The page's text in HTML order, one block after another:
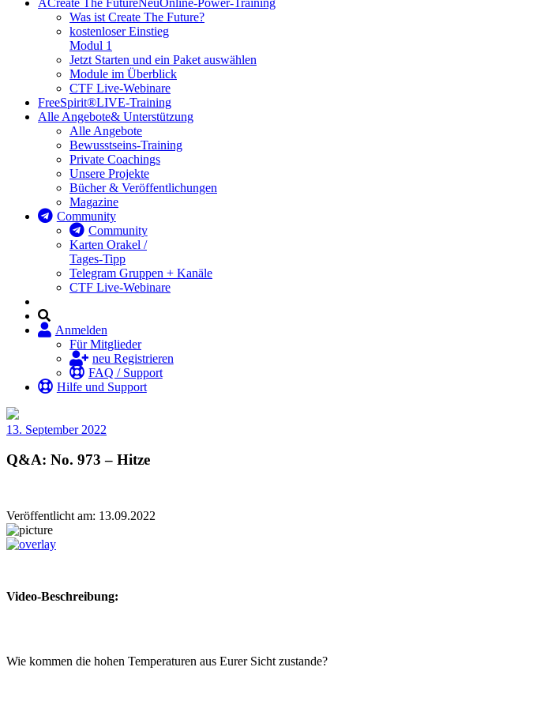
Was ist Create The Future?
kostenloser Einstieg
Modul 1
Jetzt Starten und ein Paket auswählen
Module im Überblick
CTF Live-Webinare
FreeSpirit®LIVE-Training
Alle Angebote& Unterstützung
Alle Angebote
Bewusstseins-Training
Private Coachings
Unsere Projekte
Bücher & Veröffentlichungen
Magazine
Community
Community
Karten Orakel /
Tages-Tipp
Telegram Gruppen + Kanäle
CTF Live-Webinare
Anmelden
Für Mitglieder
neu Registrieren
FAQ / Support
Hilfe und Support
13. September 2022
Q&A: No. 973 – Hitze
Veröffentlicht am: 13.09.2022
Video-Beschreibung:
Wie kommen die hohen Temperaturen aus Eurer Sicht zustande?